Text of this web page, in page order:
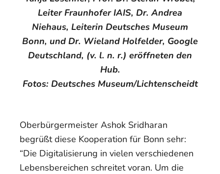
Leiter Fraunhofer IAIS, Dr. Andrea
Niehaus, Leiterin Deutsches Museum
Bonn, und Dr. Wieland Holfelder, Google
Deutschland, (v. l. n. r.) eröffneten den
Hub.
Fotos: Deutsches Museum/Lichtenscheidt
Oberbürgermeister Ashok Sridharan
begrüßt diese Kooperation für Bonn sehr:
“Die Digitalisierung in vielen verschiedenen
Lebensbereichen schreitet voran. Um die